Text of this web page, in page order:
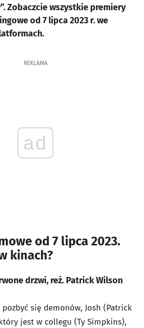
Zobaczcie wszystkie premiery
od 7 lipca 2023 r. we
REKLAMA
ad
od 7 lipca 2023.
kinach?
drzwi, reż. Patrick Wilson
pozbyć się demonów, Josh (Patrick
jest w collegu (Ty Simpkins),